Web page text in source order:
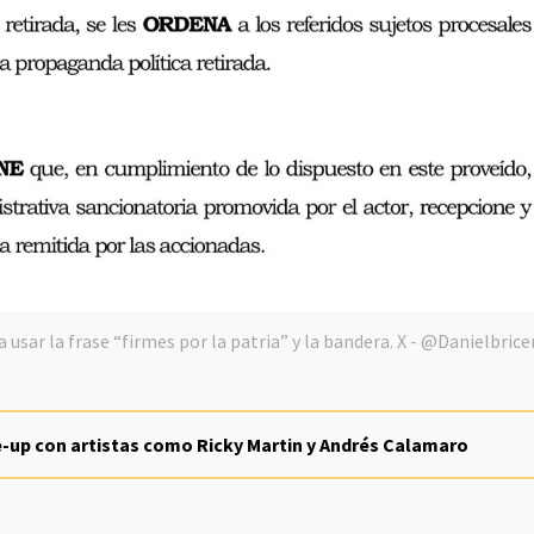
la frase “firmes por la patria” y la bandera. X -
con artistas como Ricky Martin y Andrés Calamaro